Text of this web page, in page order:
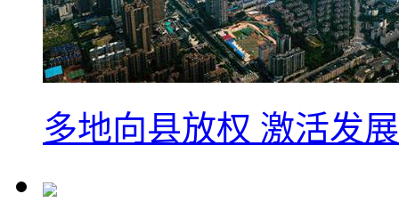
多地向县放权 激活发